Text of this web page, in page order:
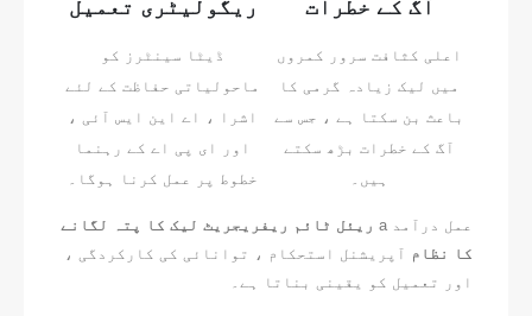
آگ کے خطرات
اعلی کثافت سرور کمروں
میں لیک زیادہ گرمی کا
باعث بن سکتا ہے ، جس سے
آگ کے خطرات بڑھ سکتے
ہیں۔
ریگولیٹری تعمیل
ڈیٹا سینٹرز کو
ماحولیاتی حفاظت کے لئے
اشرا ، اے این ایس آئی ،
اور ای پی اے کے رہنما
خطوط پر عمل کرنا ہوگا۔
عمل درآمد a
ریئل ٹائم ریفریجریٹ لیک کا پتہ لگانے
کا نظام آپریشنل استحکام ، توانائی کی کارکردگی ،
اور تعمیل کو یقینی بناتا ہے۔